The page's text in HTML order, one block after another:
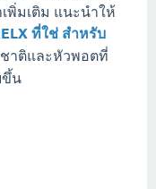
พิ่มเติม แนะนำให้
ที่ใช่ สำหรับ
าติและหัวพอตที่
ขึ้น